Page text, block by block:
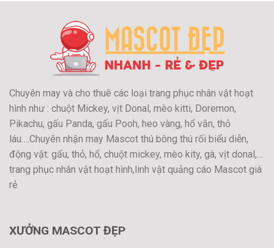
Chuyên may và cho thuê các loại trang phục nhân vật hoạt
hình như : chuột Mickey, vịt Donal, mèo kitti, Doremon,
Pikachu, gấu Panda, gấu Pooh, heo vàng, hổ vằn, thỏ
láu….Chuyên nhận may Mascot thú bông thú rối biểu diễn,
động vật: gấu, thỏ, hổ, chuột mickey, mèo kity, gà, vịt donal,…
trang phục nhân vật hoạt hình,linh vật quảng cáo Mascot giá
rẻ
XƯỞNG MASCOT ĐẸP